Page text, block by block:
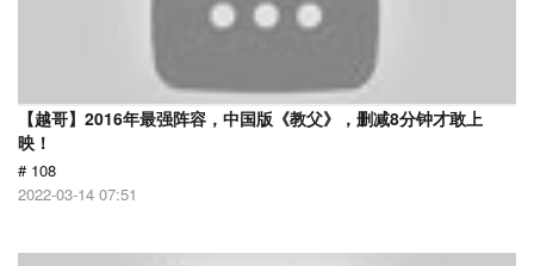
【越哥】2016年最强阵容，中国版《教父》，删减8分钟才敢上
映！
# 108
2022-03-14 07:51